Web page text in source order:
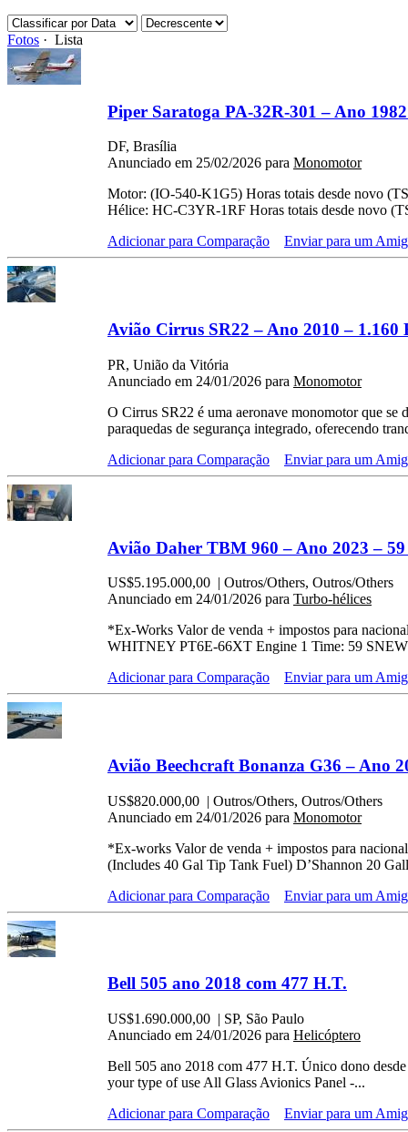
Fotos · Lista
Piper Saratoga PA-32R-301 – Ano
DF, Brasília
Anunciado em 25/02/2026 para Monomotor
Motor: (IO-540-K1G5) Horas totais desde novo
Hélice: HC-C3YR-1RF Horas totais desde novo
Adicionar para Comparação
Enviar para um
Avião Cirrus SR22 – Ano 2010 – 1.160
PR, União da Vitória
Anunciado em 24/01/2026 para Monomotor
O Cirrus SR22 é uma aeronave monomotor que se
paraquedas de segurança integrado, oferecendo
Adicionar para Comparação
Enviar para um
Avião Daher TBM 960 – Ano 2023 –
US$5.195.000,00 | Outros/Others, Outros/Others
Anunciado em 24/01/2026 para Turbo-hélices
*Ex-Works Valor de venda + impostos para
WHITNEY PT6E-66XT Engine 1 Time: 59
Adicionar para Comparação
Enviar para um
Avião Beechcraft Bonanza G36 – Ano
US$820.000,00 | Outros/Others, Outros/Others
Anunciado em 24/01/2026 para Monomotor
*Ex-works Valor de venda + impostos para
(Includes 40 Gal Tip Tank Fuel) D’Shannon 20
Adicionar para Comparação
Enviar para um
Bell 505 ano 2018 com 477 H.T.
US$1.690.000,00 | SP, São Paulo
Anunciado em 24/01/2026 para Helicóptero
Bell 505 ano 2018 com 477 H.T. Único dono
your type of use All Glass Avionics Panel -...
Adicionar para Comparação
Enviar para um